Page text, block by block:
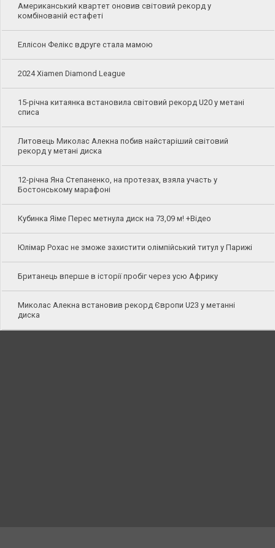
Американський квартет оновив світовий рекорд у
комбінованій естафеті
Еллісон Фелікс вдруге стала мамою
2024 Xiamen Diamond League
15-річна китаянка встановила світовий рекорд U20 у метані
списа
Литовець Миколас Алекна побив найстаріший світовий
рекорд у метані диска
12-річна Яна Степаненко, на протезах, взяла участь у
Бостонському марафоні
Кубинка Яіме Перес метнула диск на 73,09 м! +Відео
Юлімар Рохас не зможе захистити олімпійський титул у Парижі
Британець вперше в історії пробіг через усю Африку
Миколас Алекна встановив рекорд Європи U23 у метанні
диска